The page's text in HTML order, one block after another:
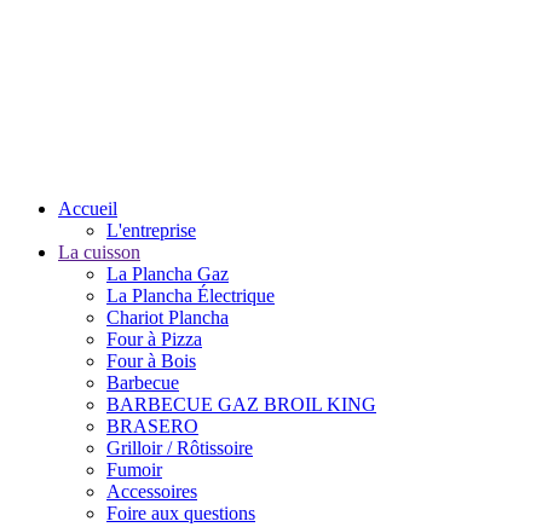
Accueil
L'entreprise
La cuisson
La Plancha Gaz
La Plancha Électrique
Chariot Plancha
Four à Pizza
Four à Bois
Barbecue
BARBECUE GAZ BROIL KING
BRASERO
Grilloir / Rôtissoire
Fumoir
Accessoires
Foire aux questions